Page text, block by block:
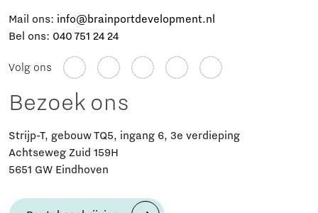
Mail ons: info@brainportdevelopment.nl
Bel ons: 040 751 24 24
Volg ons
Bezoek ons
Strijp-T, gebouw TQ5, ingang 6, 3e verdieping
Achtseweg Zuid 159H
5651 GW Eindhoven